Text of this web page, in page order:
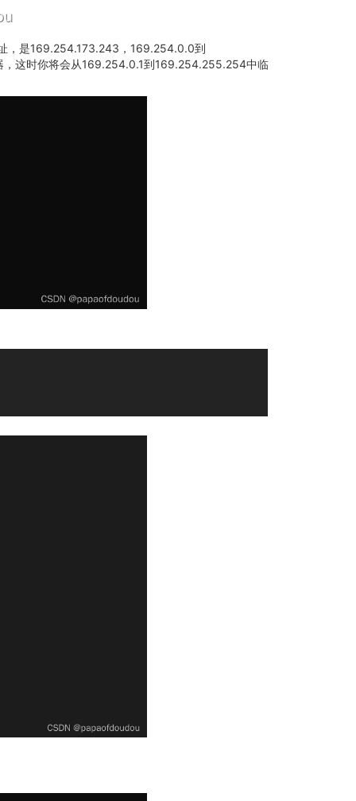
，是169.254.173.243，169.254.0.0到
，这时你将会从169.254.0.1到169.254.255.254中临